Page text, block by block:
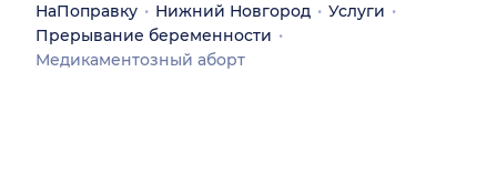
НаПоправку Нижний Новгород
Услуги
Прерывание беременности
Медикаментозный аборт